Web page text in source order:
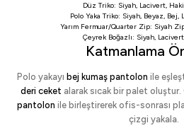
Düz Triko: Siyah, Lacivert, Haki
Polo Yaka Triko: Siyah, Beyaz, Bej,
Yarım Fermuar/Quarter Zip: Siyah
Çeyrek Boğazlı: Siyah, Lacivert
Katmanlama
Polo yakayı bej kumaş pantolon ile
deri ceket alarak sıcak bir palet oluştur.
pantolon ile birleştirerek ofis-sonrası
çizgi yakala.